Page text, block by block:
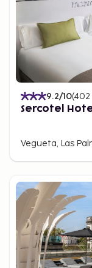
9.2/10(402
Sercotel
Vegueta, Las